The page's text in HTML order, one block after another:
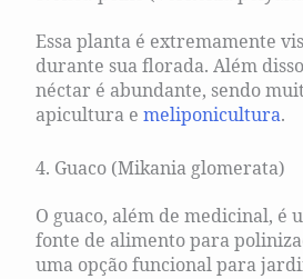
Essa planta é extremamente
durante sua florada. Além
néctar é abundante, sendo
apicultura e meliponicultura.
4. Guaco (Mikania glomerata)
O guaco, além de medicinal, é
fonte de alimento para
uma opção funcional para